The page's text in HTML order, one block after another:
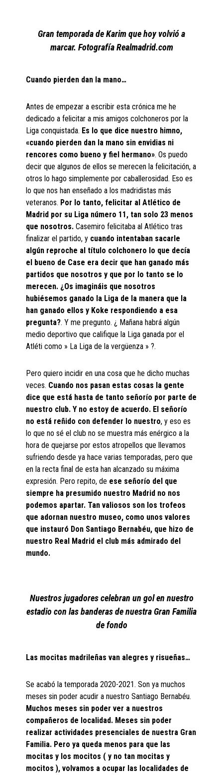
Gran temporada de Karim que hoy volvió a
marcar. Fotografía Realmadrid.com
Cuando pierden dan la mano…
Antes de empezar a escribir esta crónica me he
dedicado a felicitar a mis amigos colchoneros por la
Liga conquistada. Es lo que dice nuestro himno,
«cuando pierden dan la mano sin envidias ni
rencores como bueno y fiel hermano». Os puedo
decir que algunos de ellos se merecen la felicitación, a
otros lo hago simplemente por caballerosidad. Eso es
lo que nos han enseñado a los madridistas más
veteranos. Por lo tanto, felicitar al Atlético de
Madrid por su Liga número 11, tan solo 23 menos
que nosotros.Casemiro felicitaba al Atlético tras
finalizar el partido, y cuando intentaban sacarle
algún reproche al título colchonero lo que decía
el bueno de Case era decir que han ganado más
partidos que nosotros y que por lo tanto se lo
merecen. ¿Os imagináis que nosotros
hubiésemos ganado la Liga de la manera que la
han ganado ellos y Koke respondiendo a esa
pregunta?. Y me pregunto. ¿ Mañana habrá algún
medio deportivo que califique la Liga ganada por el
Atléti como » La Liga de la vergüenza » ?.
Pero quiero incidir en una cosa que he dicho muchas
veces. Cuando nos pasan estas cosas la gente
dice que está hasta de tanto señorío por parte de
nuestro club. Y no estoy de acuerdo. El señorío
no está reñido con defender lo nuestro, y eso es
lo que no sé el club no se muestra más enérgico a la
hora de quejarse por estos atropellos que llevamos
sufriendo desde ya hace varias temporadas, pero que
en la recta final de esta han alcanzado su máxima
expresión. Pero repito, de ese señorío del que
siempre ha presumido nuestro Madrid no nos
podemos apartar. Tan valiosos son los trofeos
que adornan nuestro museo, como unos valores
que instauró Don Santiago Bernabéu, que hizo de
nuestro Real Madrid el club más admirado del
mundo.
Nuestros jugadores celebran un gol en nuestro
estadio con las banderas de nuestra Gran Familia
de fondo
Las mocitas madrileñas van alegres y risueñas…
Se acabó la temporada 2020-2021. Son ya muchos
meses sin poder acudir a nuestro Santiago Bernabéu.
Muchos meses sin poder ver a nuestros
compañeros de localidad. Meses sin poder
realizar actividades presenciales de nuestra Gran
Familia. Pero ya queda menos para que las
mocitas y los mocitos ( y no tan mocitas y
mocitos ), volvamos a ocupar las localidades de